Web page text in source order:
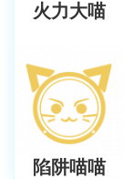
火力大喵
陷阱喵喵